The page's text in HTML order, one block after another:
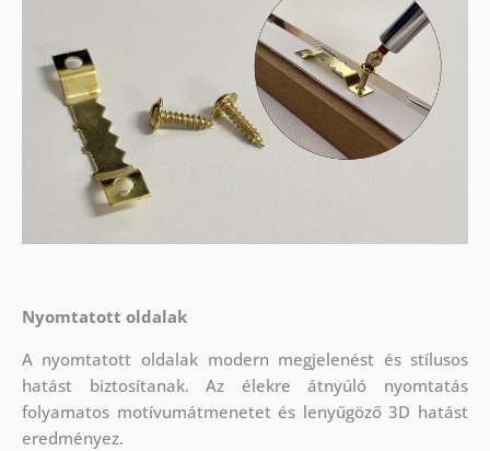
Nyomtatott oldalak
A nyomtatott oldalak modern megjelenést és stílusos
hatást biztosítanak. Az élekre átnyúló nyomtatás
folyamatos motívumátmenetet és lenyűgöző 3D hatást
eredményez.